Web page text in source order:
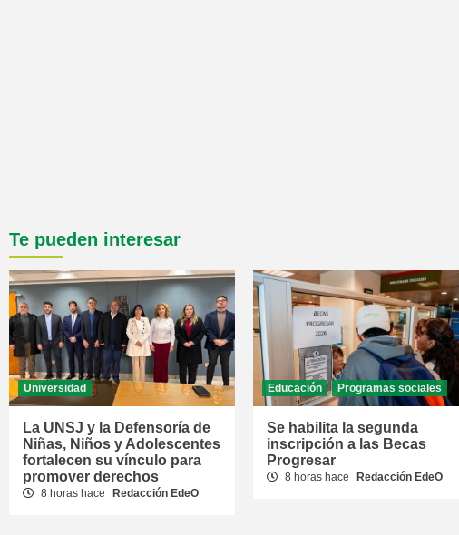
Te pueden interesar
Universidad
La UNSJ y la Defensoría de
Niñas, Niños y Adolescentes
fortalecen su vínculo para
promover derechos
8 horas hace Redacción EdeO
Educación Programas sociales
Se habilita la segunda
inscripción a las Becas
Progresar
8 horas hace Redacción EdeO